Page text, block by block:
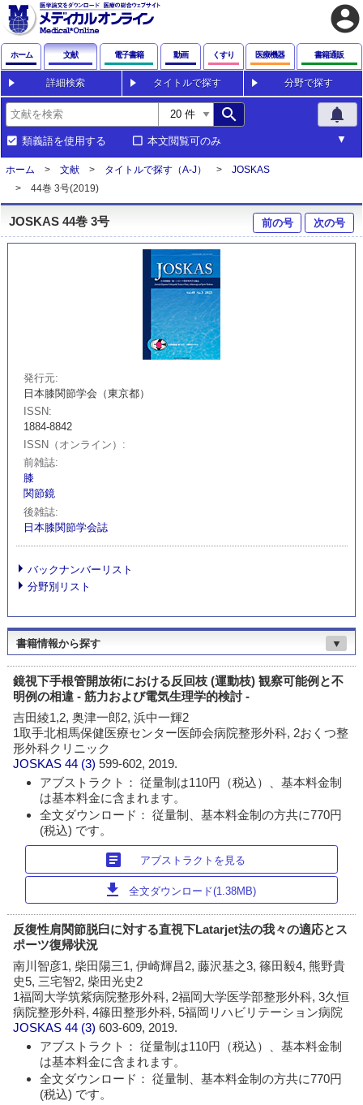
account_circle
ホーム 文献 電子書籍 動画 くすり 医療機器 書籍通販
詳細検索 タイトルで探す 分野で探す
search notifications
類義語を使用する 本文閲覧可のみ
ホーム 文献 タイトルで探す（A-J）
JOSKAS
44巻 3号(2019)
JOSKAS 44巻 3号 前の号 次の号
発行元
日本膝関節学会（東京都）
ISSN
1884-8842
ISSN（オンライン）
前雑誌
膝
関節鏡
後雑誌
日本膝関節学会誌
バックナンバーリスト
分野別リスト
書籍情報から探す ▼
鏡視下手根管開放術における反回枝 (運動枝) 観察可能例と不
明例の相違 - 筋力および電気生理学的検討 -
吉田綾1,2, 奥津一郎2, 浜中一輝2
1取手北相馬保健医療センター医師会病院整形外科, 2おくつ整
形外科クリニック
JOSKAS 44 (3)599-602, 2019.
アブストラクト： 従量制は110円（税込）、基本料金制
は基本料金に含まれます。
全文ダウンロード： 従量制、基本料金制の方共に770円
(税込) です。
article アブストラクトを見る
download 全文ダウンロード(1.38MB)
反復性肩関節脱臼に対する直視下Latarjet法の我々の適応とス
ポーツ復帰状況
南川智彦1, 柴田陽三1, 伊崎輝昌2, 藤沢基之3, 篠田毅4, 熊野貴
史5, 三宅智2, 柴田光史2
1福岡大学筑紫病院整形外科, 2福岡大学医学部整形外科, 3久恒
病院整形外科, 4篠田整形外科, 5福岡リハビリテーション病院
JOSKAS 44 (3)603-609, 2019.
アブストラクト： 従量制は110円（税込）、基本料金制
は基本料金に含まれます。
全文ダウンロード： 従量制、基本料金制の方共に770円
(税込) です。